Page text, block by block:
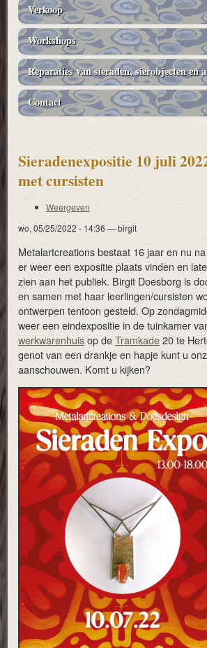
Verkoop
Workshops
Reparaties van sieraden, sierobjecten en
Contact
Sieradenexpositie 10 juli
met cursisten
Primaire
tabs
Weergeven
wo, 05/25/2022 - 14:36 —birgit
Metalartcreations bestaat 16 jaar en nu
er weer een expositie plaats vinden en
zien aan het publiek. Birgit Doesborg is
en samen met haar leerlingen/cursisten
ontwerpen tentoon gesteld. Op
weer een eindexpositie in de tuinkamer
werkwarenhuisop deTramkade20 te
genot van een drankje en hapje kunt u
aanschouwen. Komt u kijken?